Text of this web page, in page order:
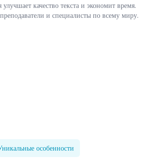
качество текста и экономит время.
и специалисты по всему миру.
особенности